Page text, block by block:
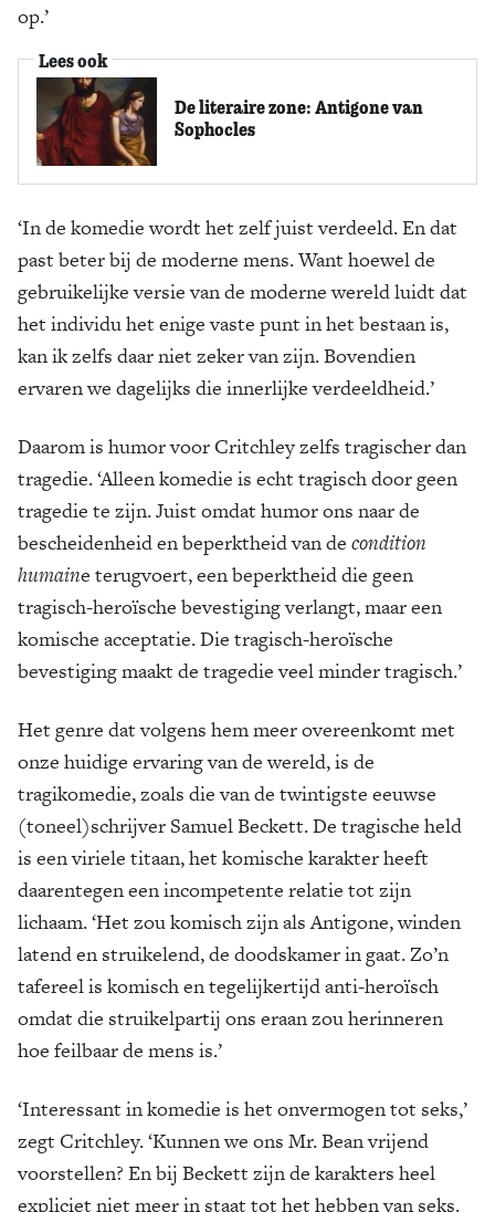
op.’
Lees ook
De literaire zone: Antigone van
Sophocles
‘In de komedie wordt het zelf juist verdeeld. En dat
past beter bij de moderne mens. Want hoewel de
gebruikelijke versie van de moderne wereld luidt dat
het individu het enige vaste punt in het bestaan is,
kan ik zelfs daar niet zeker van zijn. Bovendien
ervaren we dagelijks die innerlijke verdeeldheid.’
Daarom is humor voor Critchley zelfs tragischer dan
tragedie. ‘Alleen komedie is echt tragisch door geen
tragedie te zijn. Juist omdat humor ons naar de
bescheidenheid en beperktheid van de condition
humaine terugvoert, een beperktheid die geen
tragisch-heroïsche bevestiging verlangt, maar een
komische acceptatie. Die tragisch-heroïsche
bevestiging maakt de tragedie veel minder tragisch.’
Het genre dat volgens hem meer overeenkomt met
onze huidige ervaring van de wereld, is de
tragikomedie, zoals die van de twintigste eeuwse
(toneel)schrijver Samuel Beckett. De tragische held
is een viriele titaan, het komische karakter heeft
daarentegen een incompetente relatie tot zijn
lichaam. ‘Het zou komisch zijn als Antigone, winden
latend en struikelend, de doodskamer in gaat. Zo’n
tafereel is komisch en tegelijkertijd anti-heroïsch
omdat die struikelpartij ons eraan zou herinneren
hoe feilbaar de mens is.’
‘Interessant in komedie is het onvermogen tot seks,’
zegt Critchley. ‘Kunnen we ons Mr. Bean vrijend
voorstellen? En bij Beckett zijn de karakters heel
expliciet niet meer in staat tot het hebben van seks.